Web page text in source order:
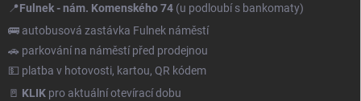
📍Fulnek - nám. Komenského 74 (u podloubí s bankomaty)
🚌 autobusová zastávka Fulnek náměstí
🚗 parkování na náměstí před prodejnou
💵 platba v hotovosti, kartou, QR kódem
🚪 KLIK pro aktuální otevírací dobu